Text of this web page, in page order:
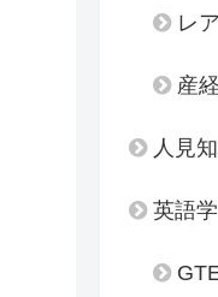
レ
産
人見
英語